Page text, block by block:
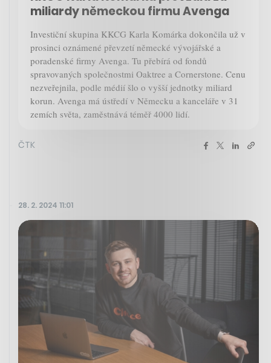
miliardy německou firmu Avenga
Investiční skupina KKCG Karla Komárka dokončila už v
prosinci oznámené převzetí německé vývojářské a
poradenské firmy Avenga. Tu přebírá od fondů
spravovaných společnostmi Oaktree a Cornerstone. Cenu
nezveřejnila, podle médií šlo o vyšší jednotky miliard
korun. Avenga má ústředí v Německu a kanceláře v 31
zemích světa, zaměstnává téměř 4000 lidí.
ČTK
28. 2. 2024 11:01